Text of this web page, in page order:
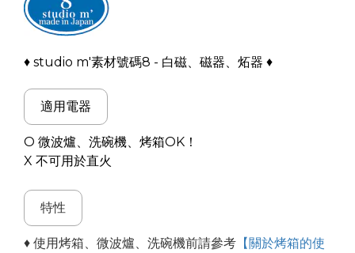
♦ studio m'素材號碼8 - 白磁、磁器、炻器 ♦
適用電器
O 微波爐、洗碗機、烤箱OK！
X 不可用於直火
特性
♦ 使用烤箱、微波爐、洗碗機前請參考 【關於烤箱的使